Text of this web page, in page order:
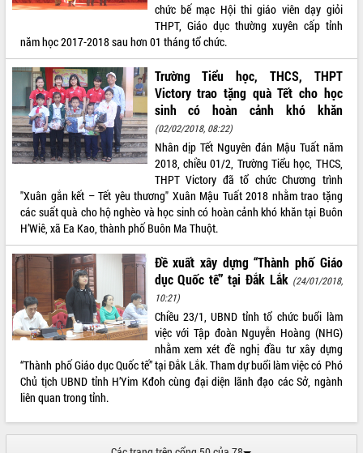
Diễn đàn Kinh tế tư nhân Việt Nam đột
Đề án 06 tạo bước ngoặt đột phá trong
cải cách hành chính tỉnh Đắk Lắk
Kết nối tour, đẩy mạnh chuyển đổi số
để phát triển du lịch Đắk Lắk
Khởi động Dự án Đầu tư xây dựng hạ
tầng kỹ thuật Cụm công nghiệp Tân
Tiến
Gặp mặt các cơ quan báo chí nhân Kỷ
niệm 101 năm Ngày Báo chí Cách
mạng Việt Nam
Đắk Lắk sơ kết 4 năm triển khai thực
hiện Đề án 06 của Chính phủ
Họp báo thông tin về Hội nghị Công bố
Quy hoạch và Xúc tiến đầu tư tỉnh Đắk
Lắk
Khơi thông điểm nghẽn, đẩy nhanh
giải ngân vốn khắc phục thiên tai
HĐND tỉnh thông qua điều chỉnh Quy
hoạch tỉnh thời kỳ 2021-2030
Hội thảo góp ý hồ sơ điều chỉnh quy
hoạch tỉnh Đắk Lắk thời kỳ 2021-2030,
Nâng cao hiệu quả hoạt động của các
chức bế mạc Hội thi giáo viên dạy giỏi
THPT, Giáo dục thường xuyên cấp tỉnh
năm học 2017-2018 sau hơn 01 tháng tổ chức.
Trường Tiểu học, THCS, THPT
Victory trao tặng quà Tết cho học
sinh có hoàn cảnh khó khăn
(02/02/2018, 08:22)
Nhân dịp Tết Nguyên đán Mậu Tuất năm
2018, chiều 01/2, Trường Tiểu học, THCS,
THPT Victory đã tổ chức Chương trình
"Xuân gắn kết – Tết yêu thương" Xuân Mậu Tuất 2018 nhằm trao tặng
các suất quà cho hộ nghèo và học sinh có hoàn cảnh khó khăn tại Buôn
H’Wiê, xã Ea Kao, thành phố Buôn Ma Thuột.
Đề xuất xây dựng “Thành phố Giáo
dục Quốc tế” tại Đắk Lắk (24/01/2018,
10:21)
Chiều 23/1, UBND tỉnh tổ chức buổi làm
việc với Tập đoàn Nguyễn Hoàng (NHG)
nhằm xem xét đề nghị đầu tư xây dựng
“Thành phố Giáo dục Quốc tế” tại Đắk Lắk. Tham dự buổi làm việc có Phó
Chủ tịch UBND tỉnh H’Yim Kđoh cùng đại diện lãnh đạo các Sở, ngành
liên quan trong tỉnh.